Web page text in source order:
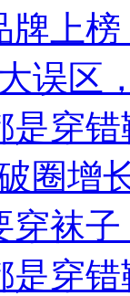
牌上
误区
是穿
圈增
穿袜
是穿